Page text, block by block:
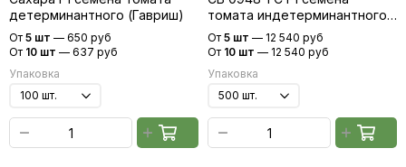
детерминантного (Гавриш)
От 5 шт — 650 руб
От 10 шт — 637 руб
Упаковка
томата индетерминантного
(Seminis / Семинис)
От 5 шт — 12 540 руб
От 10 шт — 12 540 руб
Упаковка